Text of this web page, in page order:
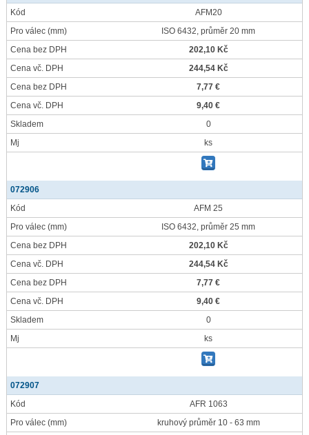
Kód
AFM20
Pro válec (mm)
ISO 6432, průměr 20 mm
Cena bez DPH
202,10 Kč
Cena vč. DPH
244,54 Kč
Cena bez DPH
7,77 €
Cena vč. DPH
9,40 €
Skladem
0
Mj
ks
072906
Kód
AFM 25
Pro válec (mm)
ISO 6432, průměr 25 mm
Cena bez DPH
202,10 Kč
Cena vč. DPH
244,54 Kč
Cena bez DPH
7,77 €
Cena vč. DPH
9,40 €
Skladem
0
Mj
ks
072907
Kód
AFR 1063
Pro válec (mm) kruhový průměr 10 - 63 mm